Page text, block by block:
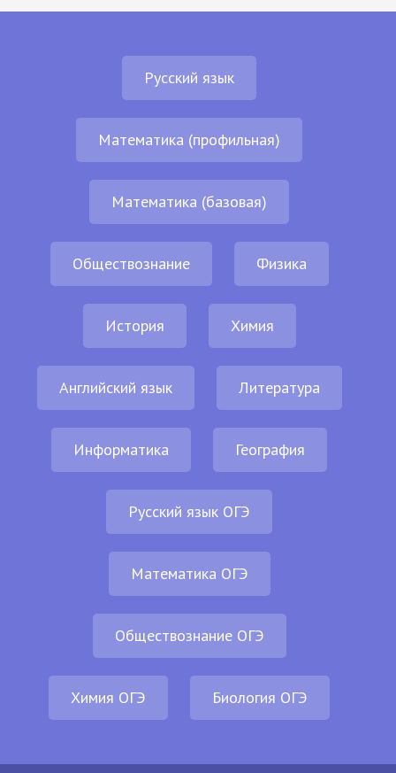
Русский язык
Математика (профильная)
Математика (базовая)
Обществознание Физика
История Химия
Английский язык Литература
Информатика География
Русский язык ОГЭ
Математика ОГЭ
Обществознание ОГЭ
Химия ОГЭ Биология ОГЭ